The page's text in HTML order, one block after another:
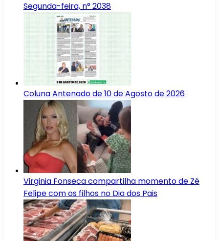
Segunda-feira, n° 2038
Coluna Antenado de 10 de Agosto de 2026
Virginia Fonseca compartilha momento de Zé
Felipe com os filhos no Dia dos Pais